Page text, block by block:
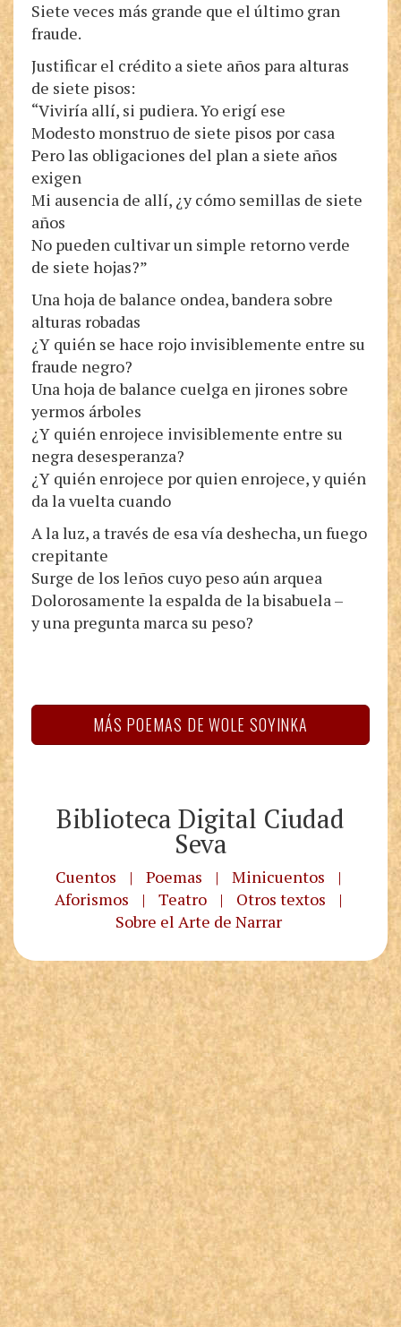
Siete veces más grande que el último gran
fraude.
Justificar el crédito a siete años para alturas
de siete pisos:
“Viviría allí, si pudiera. Yo erigí ese
Modesto monstruo de siete pisos por casa
Pero las obligaciones del plan a siete años
exigen
Mi ausencia de allí, ¿y cómo semillas de siete
años
No pueden cultivar un simple retorno verde
de siete hojas?”
Una hoja de balance ondea, bandera sobre
alturas robadas
¿Y quién se hace rojo invisiblemente entre su
fraude negro?
Una hoja de balance cuelga en jirones sobre
yermos árboles
¿Y quién enrojece invisiblemente entre su
negra desesperanza?
¿Y quién enrojece por quien enrojece, y quién
da la vuelta cuando
A la luz, a través de esa vía deshecha, un fuego
crepitante
Surge de los leños cuyo peso aún arquea
Dolorosamente la espalda de la bisabuela –
y una pregunta marca su peso?
MÁS POEMAS DE WOLE SOYINKA
Biblioteca Digital Ciudad
Seva
Cuentos | Poemas | Minicuentos
|
Aforismos
| Teatro | Otros textos
|
Sobre el Arte de Narrar